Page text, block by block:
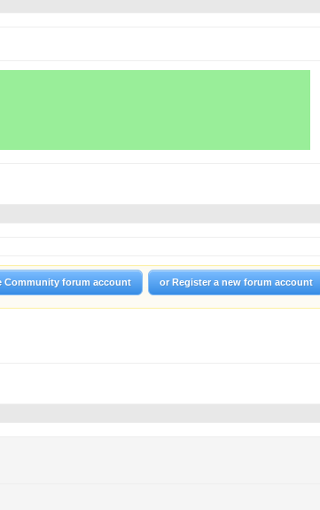
Community forum account or Register a new forum account